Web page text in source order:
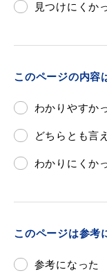
防災・消
公共施設
便利な
見つけにくか
このページの内容
わかりやすか
どちらとも言
わかりにくか
このページは参考
参考になった